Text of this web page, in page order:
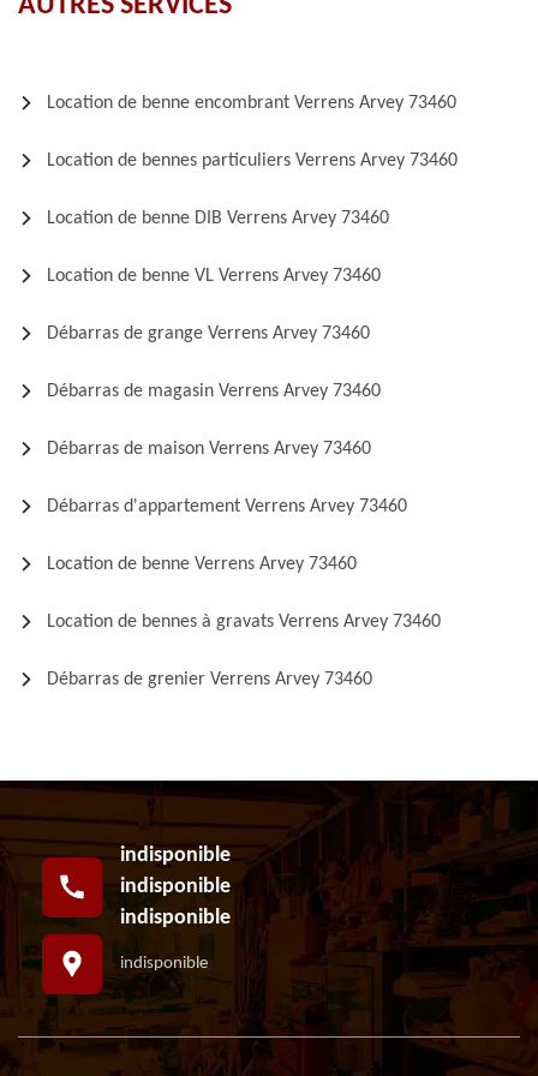
AUTRES SERVICES
Location de benne encombrant Verrens Arvey 73460
Location de bennes particuliers Verrens Arvey 73460
Location de benne DIB Verrens Arvey 73460
Location de benne VL Verrens Arvey 73460
Débarras de grange Verrens Arvey 73460
Débarras de magasin Verrens Arvey 73460
Débarras de maison Verrens Arvey 73460
Débarras d'appartement Verrens Arvey 73460
Location de benne Verrens Arvey 73460
Location de bennes à gravats Verrens Arvey 73460
Débarras de grenier Verrens Arvey 73460
indisponible
indisponible
indisponible
indisponible